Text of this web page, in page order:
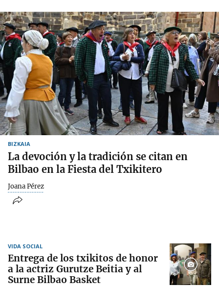
BIZKAIA
La devoción y la tradición se citan en
Bilbao en la Fiesta del Txikitero
Joana Pérez
VIDA SOCIAL
Entrega de los txikitos de honor
a la actriz Gurutze Beitia y al
Surne Bilbao Basket